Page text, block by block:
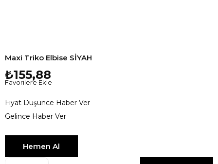
Maxi Triko Elbise SİYAH
₺155,88
Favorilere Ekle
Fiyat Düşünce Haber Ver
Gelince Haber Ver